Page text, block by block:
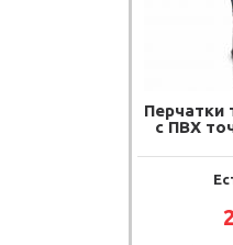
Перчатки
с ПВХ